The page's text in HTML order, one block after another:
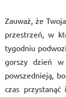
Zauważ, że
przestrzeń, w
tygodniu
gorszy dzień w
powszednieją,
czas